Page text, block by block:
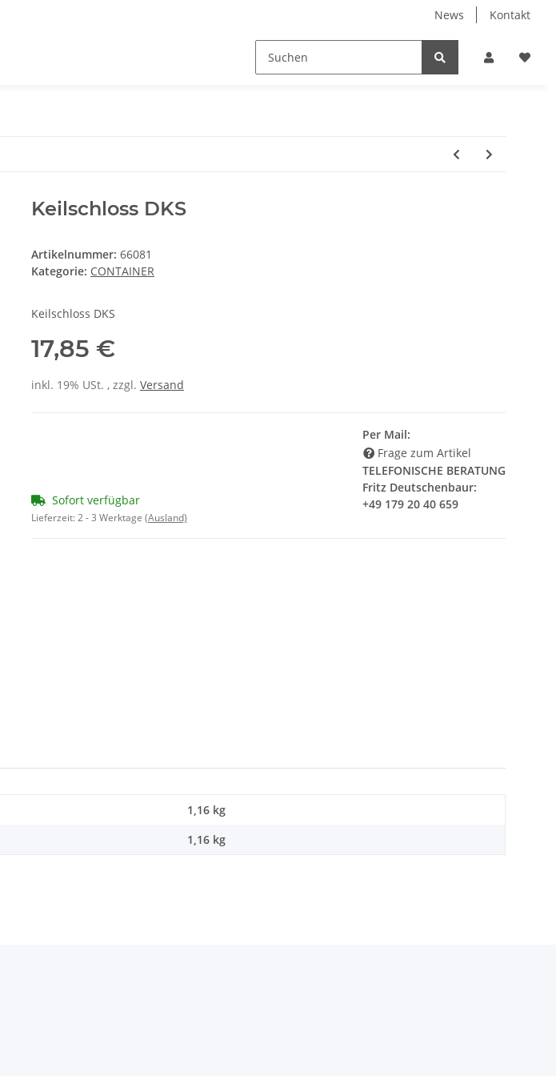
News Kontakt
Keilschloss DKS
Artikelnummer: 66081
Kategorie: CONTAINER
Keilschloss DKS
17,85 €
inkl. 19% USt. , zzgl. Versand
Sofort verfügbar
Lieferzeit:2 - 3 Werktage (Ausland)
Per Mail:
Frage zum Artikel
TELEFONISCHE BERATUNG
Fritz Deutschenbaur:
+49 179 20 40 659
1,16 kg
1,16 kg